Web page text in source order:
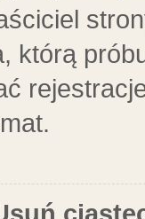
którą